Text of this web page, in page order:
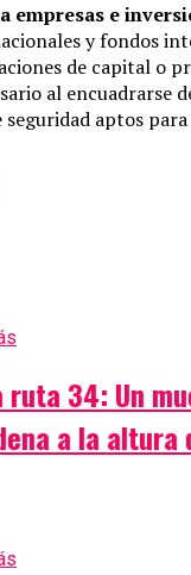
empresas e
y fondos
de capital o
al encuadrarse
seguridad aptos
ruta 34: Un
a la altura